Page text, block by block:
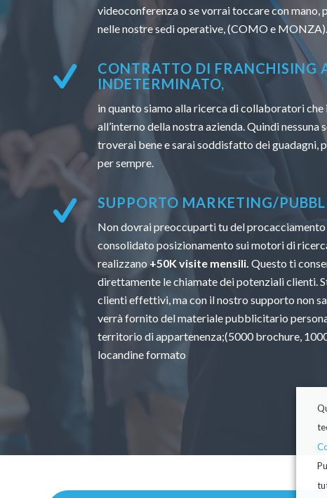
videoconferenza o se vorrai toccare con
nelle nostre sedi operative, (COMO e MONZA).
CONTRATTO DI FRANCHISING
INDETERMINATO,
in quanto siamo alla ricerca di collaboratori
all’interno della nostra azienda. Quindi
troverai bene e sarai soddisfatto dei guadagni,
per sempre.
SUPPORTO MARKETING/
Non dovrai preoccuparti tu del
consolidato posizionamento sui motori di
realizzano +50K visite mensili. Questo ti
direttamente le chiamate dei potenziali clienti.
clienti effettivi, ma con il nostro supporto non
verrà fornito del materiale pubblicitario
territorio di appartenenza;(5000 brochure,
locandine formato